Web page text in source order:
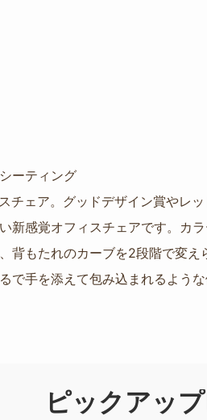
ーティング
チェア。グッドデザイン賞やレ
新感覚オフィスチェアです。カ
背もたれのカーブを2段階で変
で手を添えて包み込まれるよう
ピックアッ